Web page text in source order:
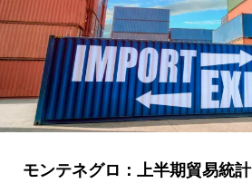
モンテネグロ：上半期貿易統計